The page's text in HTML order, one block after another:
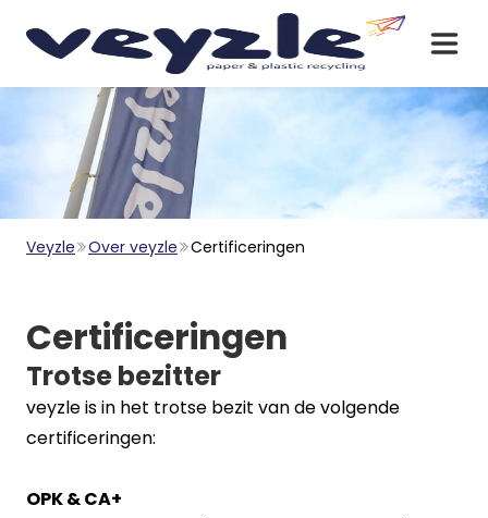
Veyzle Over veyzle Certificeringen
Certificeringen
Trotse bezitter
veyzle is in het trotse bezit van de volgende
certificeringen:
OPK &CA+